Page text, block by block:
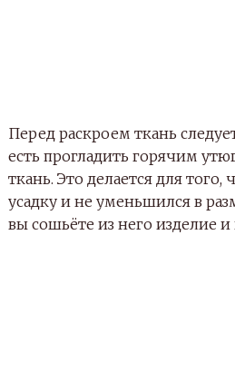
Перед раскроем ткань
есть прогладить горячим
ткань. Это делается для
усадку и не уменьшился в
вы сошьёте из него изделие и